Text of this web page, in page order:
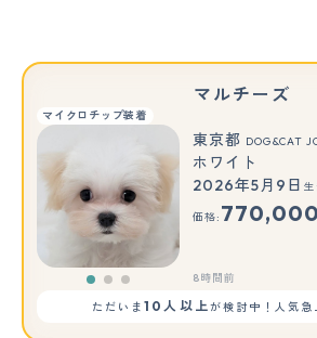
マルチーズ
マイクロチップ装着
東京都
ホワイト
2026年5月9日
価格: 770,000
8時間前
ただいま10人以上が検討中！人気急